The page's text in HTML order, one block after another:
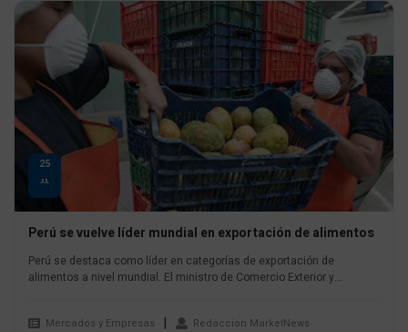
25
JUL
Perú se vuelve líder mundial en exportación de alimentos
Perú se destaca como líder en categorías de exportación de
alimentos a nivel mundial. El ministro de Comercio Exterior y...
Mercados y Empresas Redaccion MarketNews